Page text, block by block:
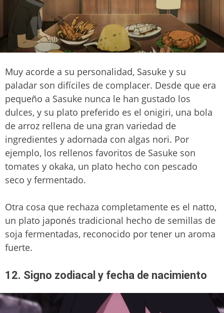
Muy acorde a su personalidad, Sasuke y su
paladar son difíciles de complacer. Desde que era
pequeño a Sasuke nunca le han gustado los
dulces, y su plato preferido es el onigiri, una bola
de arroz rellena de una gran variedad de
ingredientes y adornada con algas nori. Por
ejemplo, los rellenos favoritos de Sasuke son
tomates y okaka, un plato hecho con pescado
seco y fermentado.
Otra cosa que rechaza completamente es el natto,
un plato japonés tradicional hecho de semillas de
soja fermentadas, reconocido por tener un aroma
fuerte.
12. Signo zodiacal y fecha de nacimiento